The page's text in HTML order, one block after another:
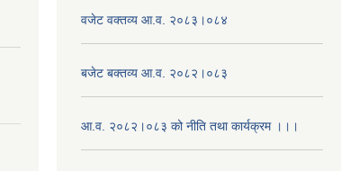
वजेट वक्तव्य आ.व. २०८३।०८४
बजेट बक्तव्य आ.व. २०८२।०८३
आ.व. २०८२।०८३ को नीति तथा कार्यक्रम ।।।